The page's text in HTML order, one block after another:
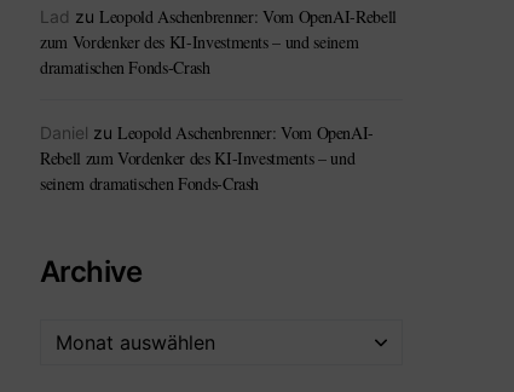
Lad zu Leopold Aschenbrenner: Vom OpenAI-Rebell
zum Vordenker des KI-Investments – und seinem
dramatischen Fonds-Crash
Daniel zu Leopold Aschenbrenner: Vom OpenAI-
Rebell zum Vordenker des KI-Investments – und
seinem dramatischen Fonds-Crash
Archive